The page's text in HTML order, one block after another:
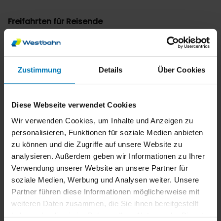
Zustimmung Details Über Cookies
Diese Webseite verwendet Cookies
Wir verwenden Cookies, um Inhalte und Anzeigen zu
personalisieren, Funktionen für soziale Medien anbieten
zu können und die Zugriffe auf unsere Website zu
analysieren. Außerdem geben wir Informationen zu Ihrer
Verwendung unserer Website an unsere Partner für
soziale Medien, Werbung und Analysen weiter. Unsere
Partner führen diese Informationen möglicherweise mit
weiteren Daten zusammen, die Sie ihnen bereitgestellt
Freifahrten für Reisende
Zur Vorpremierenfahrt am 12.11. lädt die WESTbahn
Reisende zu Freifahrten auf der Strecke München –
Stuttgart mit allen künftigen Halten in Augsburg,
Günzburg und Ulm ein. Die WESTbahn fährt um 10:31
Uhr von München Hbf Richtung Stuttgart und startet
THOMAS POSCH | CEO WESTBAHN
Interessierte können von